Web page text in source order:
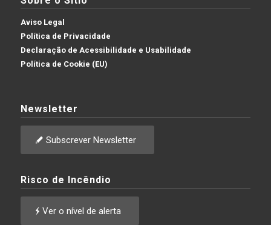
Aviso Legal
Política de Privacidade
Declaração de Acessibilidade e Usabilidade
Política de Cookie (EU)
Newsletter
Subscrever Newsletter
Risco de Incêndio
Ver o nível de alerta